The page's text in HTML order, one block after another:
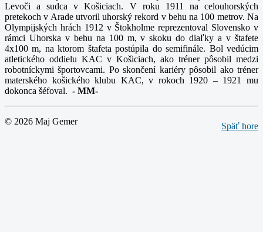
Levoči a sudca v Košiciach. V roku 1911 na celouhorských
pretekoch v Arade utvoril uhorský rekord v behu na 100 metrov. Na
Olympijských hrách 1912 v Štokholme reprezentoval Slovensko v
rámci Uhorska v behu na 100 m, v skoku do diaľky a v štafete
4x100 m, na ktorom štafeta postúpila do semifinále. Bol vedúcim
atletického oddielu KAC v Košiciach, ako tréner pôsobil medzi
robotníckymi športovcami. Po skončení kariéry pôsobil ako tréner
materského košického klubu KAC, v rokoch 1920 – 1921 mu
dokonca šéfoval. - MM-
Späť hore
© 2026 Maj Gemer